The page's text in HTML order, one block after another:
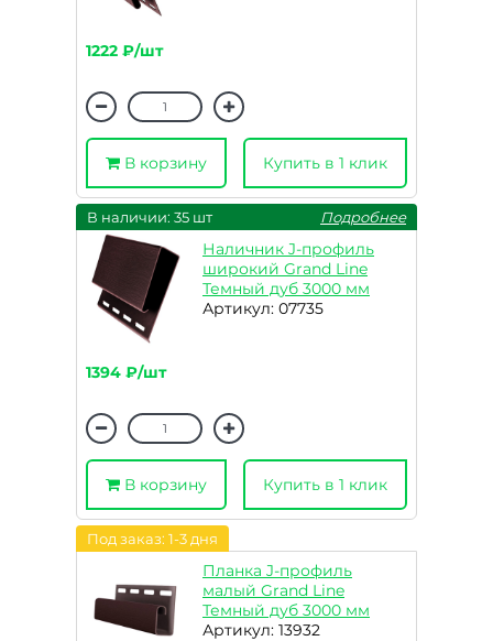
1222 ₽/шт
В корзину Купить в 1 клик
В наличии: 35 шт Подробнее
Наличник J-профиль
широкий Grand Line
Темный дуб 3000 мм
Артикул: 07735
1394 ₽/шт
В корзину Купить в 1 клик
Под заказ: 1-3 дня
Планка J-профиль
малый Grand Line
Темный дуб 3000 мм
Артикул: 13932